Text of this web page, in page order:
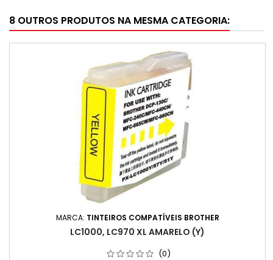
8 OUTROS PRODUTOS NA MESMA CATEGORIA:
MARCA: TINTEIROS COMPATÍVEIS BROTHER
LC1000, LC970 XL AMARELO (Y)
(0)